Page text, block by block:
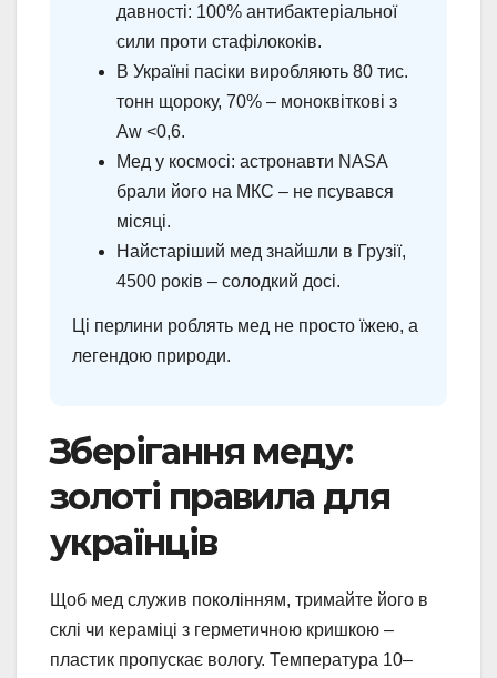
давності: 100% антибактеріальної
сили проти стафілококів.
В Україні пасіки виробляють 80 тис.
тонн щороку, 70% – моноквіткові з
Aw <0,6.
Мед у космосі: астронавти NASA
брали його на МКС – не псувався
місяці.
Найстаріший мед знайшли в Грузії,
4500 років – солодкий досі.
Ці перлини роблять мед не просто їжею, а
легендою природи.
Зберігання меду:
золоті правила для
українців
Щоб мед служив поколінням, тримайте його в
склі чи кераміці з герметичною кришкою –
пластик пропускає вологу. Температура 10–